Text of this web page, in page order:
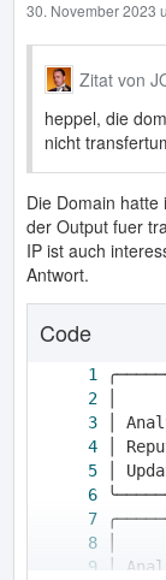
30. November 2023
Zitat von
heppel, die
nicht
Die Domain
der Output fuer
IP ist auch
Antwort.
Code